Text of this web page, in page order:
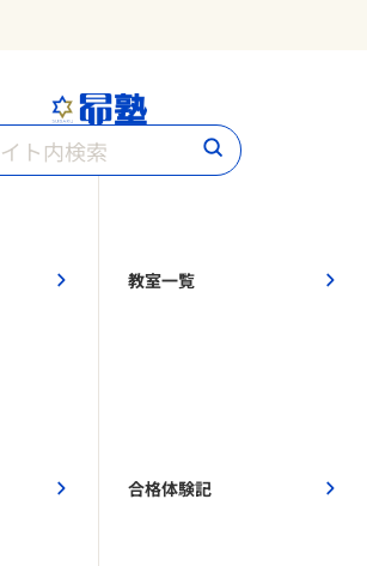
教室一覧
合格体験記